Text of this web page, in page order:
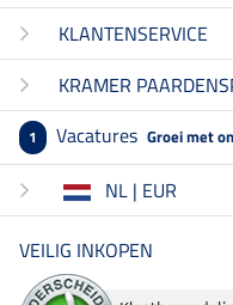
KLANTENSERVICE
KRAMER
1 Vacatures Groei met
NL | EUR
VEILIG INKOPEN